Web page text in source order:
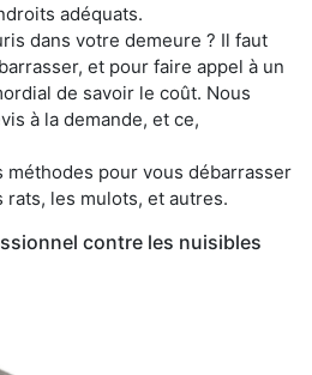
adéquats.
dans votre demeure ? Il faut
et pour faire appel à un
de savoir le coût. Nous
à la demande, et ce,
méthodes pour vous débarrasser
les mulots, et autres.
contre les nuisibles